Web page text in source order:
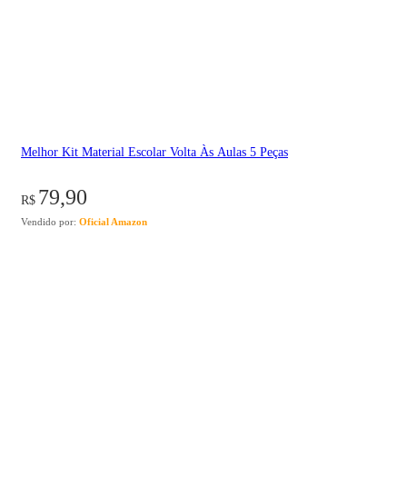
Melhor Kit Material Escolar Volta Às Aulas 5 Peças
R$ 79,90
Vendido por: Oficial Amazon